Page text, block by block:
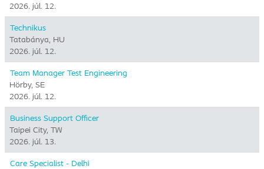
2026. júl. 12.
Technikus
Tatabánya, HU
2026. júl. 12.
Team Manager Test Engineering
Hörby, SE
2026. júl. 12.
Business Support Officer
Taipei City, TW
2026. júl. 13.
Care Specialist - Delhi